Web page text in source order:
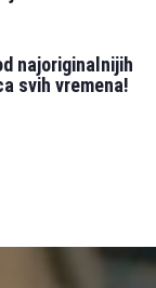
najoriginalnijih
svih vremena!